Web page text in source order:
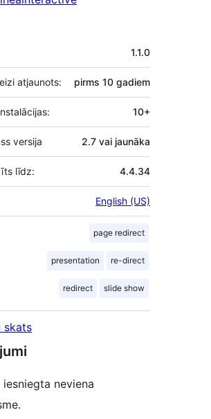
1.1.0
atjaunots: pirms 10 gadiem
10+
versija 2.7 vai jaunāka
līdz: 4.4.34
English (US)
page redirect
presentation re-direct
redirect slide show
skats
iesniegta neviena